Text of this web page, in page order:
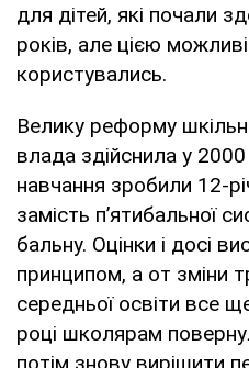
для дітей, які почали
років, але цією
користувались.
Велику реформу
влада здійснила у 2000
навчання зробили 12-
замість п’ятибальної
бальну. Оцінки і досі
принципом, а от зміни
середньої освіти все
році школярам
потім знову вирішити